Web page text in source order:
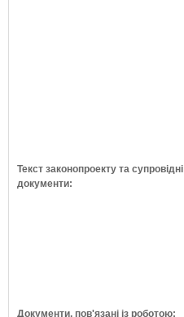
Текст законопроекту та супровідні
документи:
Документи, пов'язані із роботою: